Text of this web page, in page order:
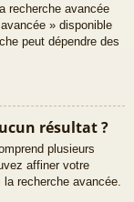
recherche avancée
» disponible
peut dépendre des
résultat ?
plusieurs
affiner votre
recherche avancée.